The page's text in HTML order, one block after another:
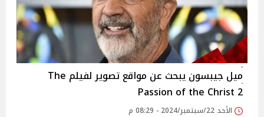
ميل جيبسون يبحث عن مواقع تصوير لفيلم The
Passion of the Christ 2
الأحد 22/سبتمبر/2024 - 08:29 م